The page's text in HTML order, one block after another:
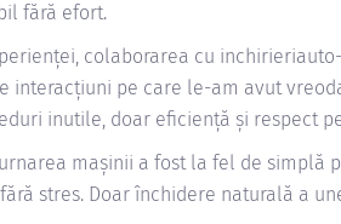
fără efort.
colaborarea cu
interacțiuni pe care le-am avut
inutile, doar eficiență și respect
mașinii a fost la fel de simplă
stres. Doar închidere naturală a